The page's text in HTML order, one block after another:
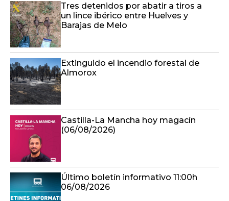
Tres detenidos por abatir a tiros a
un lince ibérico entre Huelves y
Barajas de Melo
Extinguido el incendio forestal de
Almorox
Castilla-La Mancha hoy magacín
(06/08/2026)
Último boletín informativo 11:00h
06/08/2026